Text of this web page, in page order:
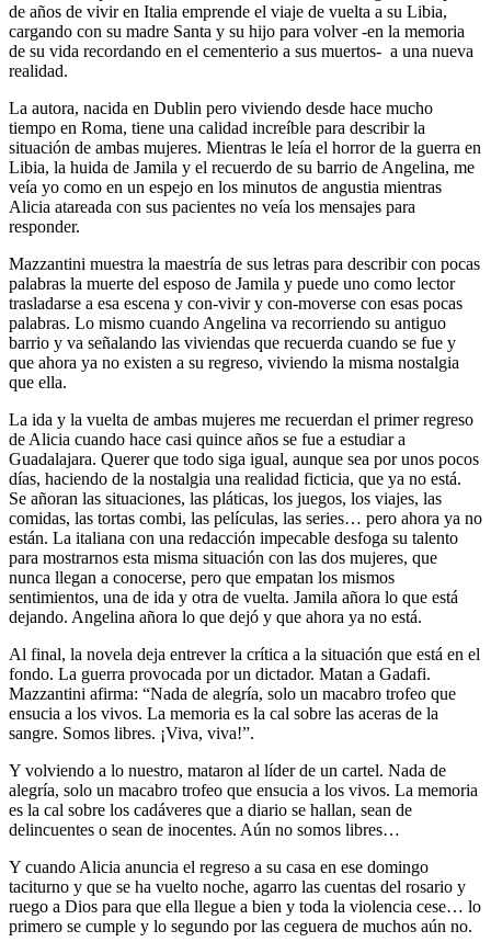
de años de vivir en Italia emprende el viaje de vuelta a su Libia,
cargando con su madre Santa y su hijo para volver -en la memoria
de su vida recordando en el cementerio a sus muertos- a una nueva
realidad.
La autora, nacida en Dublin pero viviendo desde hace mucho
tiempo en Roma, tiene una calidad increíble para describir la
situación de ambas mujeres. Mientras le leía el horror de la guerra en
Libia, la huida de Jamila y el recuerdo de su barrio de Angelina, me
veía yo como en un espejo en los minutos de angustia mientras
Alicia atareada con sus pacientes no veía los mensajes para
responder.
Mazzantini muestra la maestría de sus letras para describir con pocas
palabras la muerte del esposo de Jamila y puede uno como lector
trasladarse a esa escena y con-vivir y con-moverse con esas pocas
palabras. Lo mismo cuando Angelina va recorriendo su antiguo
barrio y va señalando las viviendas que recuerda cuando se fue y
que ahora ya no existen a su regreso, viviendo la misma nostalgia
que ella.
La ida y la vuelta de ambas mujeres me recuerdan el primer regreso
de Alicia cuando hace casi quince años se fue a estudiar a
Guadalajara. Querer que todo siga igual, aunque sea por unos pocos
días, haciendo de la nostalgia una realidad ficticia, que ya no está.
Se añoran las situaciones, las pláticas, los juegos, los viajes, las
comidas, las tortas combi, las películas, las series… pero ahora ya no
están. La italiana con una redacción impecable desfoga su talento
para mostrarnos esta misma situación con las dos mujeres, que
nunca llegan a conocerse, pero que empatan los mismos
sentimientos, una de ida y otra de vuelta. Jamila añora lo que está
dejando. Angelina añora lo que dejó y que ahora ya no está.
Al final, la novela deja entrever la crítica a la situación que está en el
fondo. La guerra provocada por un dictador. Matan a Gadafi.
Mazzantini afirma: “Nada de alegría, solo un macabro trofeo que
ensucia a los vivos. La memoria es la cal sobre las aceras de la
sangre. Somos libres. ¡Viva, viva!”.
Y volviendo a lo nuestro, mataron al líder de un cartel. Nada de
alegría, solo un macabro trofeo que ensucia a los vivos. La memoria
es la cal sobre los cadáveres que a diario se hallan, sean de
delincuentes o sean de inocentes. Aún no somos libres…
Y cuando Alicia anuncia el regreso a su casa en ese domingo
taciturno y que se ha vuelto noche, agarro las cuentas del rosario y
ruego a Dios para que ella llegue a bien y toda la violencia cese… lo
primero se cumple y lo segundo por las ceguera de muchos aún no.